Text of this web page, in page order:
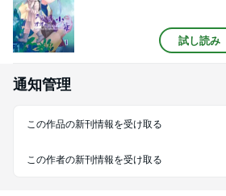
試し読み
通知管理
この作品の新刊情報を受け取る
この作者の新刊情報を受け取る